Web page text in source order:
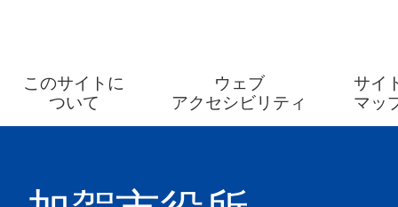
このサイトに
ついて
ウェブ
アクセシビリティ
サイ
マッ